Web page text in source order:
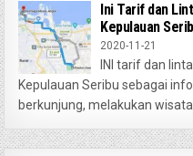
Ini Tarif dan
Kepulauan
2020-11-21
INI tarif dan
Kepulauan Seribu sebagai
berkunjung, melakukan